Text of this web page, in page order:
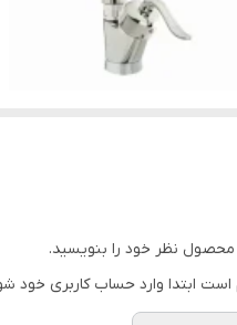
محصول نظر خود را بنویسید.
است ابتدا وارد حساب کاربری خود